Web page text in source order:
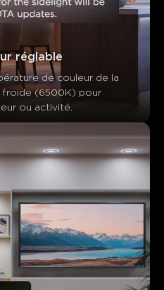
réglable
de couleur de la
froide (6500K) pour
ou activité.